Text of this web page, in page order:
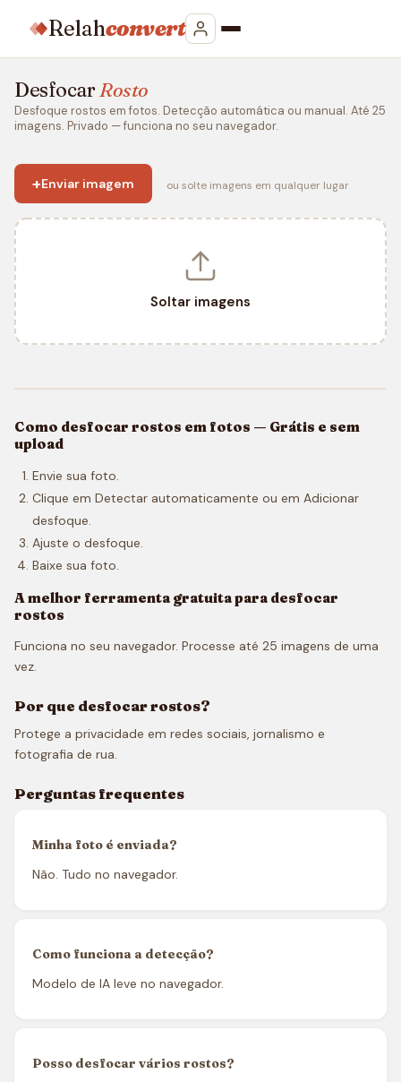
Relahconvert
DesfocarRosto
Desfoque rostos em fotos. Detecção automática ou manual. Até 25
imagens. Privado — funciona no seu navegador.
+Enviar imagem ou solte imagens em qualquer lugar
Soltar imagens
Como desfocar rostos em fotos — Grátis e sem
upload
Envie sua foto.
Clique em Detectar automaticamente ou em Adicionar
desfoque.
Ajuste o desfoque.
Baixe sua foto.
A melhor ferramenta gratuita para desfocar
rostos
Funciona no seu navegador. Processe até 25 imagens de uma
vez.
Por que desfocar rostos?
Protege a privacidade em redes sociais, jornalismo e
fotografia de rua.
Perguntas frequentes
Minha foto é enviada?
Não. Tudo no navegador.
Como funciona a detecção?
Modelo de IA leve no navegador.
Posso desfocar vários rostos?